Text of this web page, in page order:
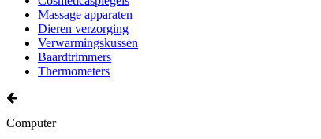
Massage apparaten
Dieren verzorging
Verwarmingskussen
Baardtrimmers
Thermometers
Computer